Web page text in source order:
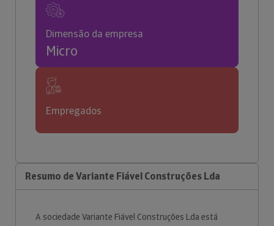
Dimensão da empresa
Micro
Empregados
Resumo de Variante Fiável Construções Lda
A sociedade Variante Fiável Construções Lda está